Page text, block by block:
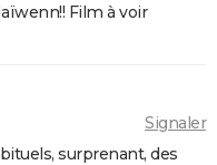
Film à voir
Signaler
surprenant, des